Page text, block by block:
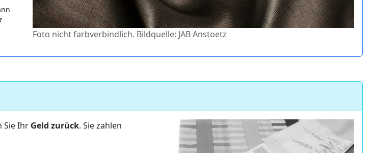
Foto nicht farbverbindlich. Bildquelle: JAB Anstoetz
Sie Ihr Geld zurück. Sie zahlen